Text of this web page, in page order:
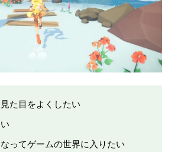
た目をよくしたい
ってゲームの世界に入りたい